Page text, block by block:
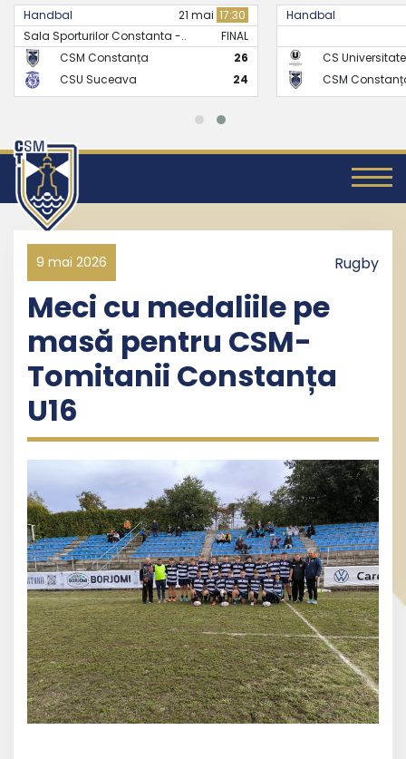
Handbal 21 mai 17:30
Sala Sporturilor Constanta -..
FINAL
CSM Constanța
26
CSU Suceava
24
Handbal
CS
CSM
9 mai 2026 Rugby
Meci cu medaliile pe
masă pentru CSM-
Tomitanii Constanța
U16